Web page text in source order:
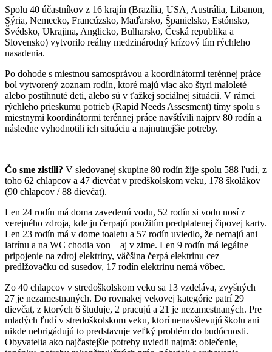
Spolu 40 účastníkov z 16 krajín (Brazília, USA, Austrália, Libanon,
Sýria, Nemecko, Francúzsko, Maďarsko, Španielsko, Estónsko,
Švédsko, Ukrajina, Anglicko, Bulharsko, Česká republika a
Slovensko) vytvorilo reálny medzinárodný krízový tím rýchleho
nasadenia.
Po dohode s miestnou samosprávou a koordinátormi terénnej práce
bol vytvorený zoznam rodín, ktoré majú viac ako štyri maloleté
alebo postihnuté deti, alebo sú v ťažkej sociálnej situácii. V rámci
rýchleho prieskumu potrieb (Rapid Needs Assesment) tímy spolu s
miestnymi koordinátormi terénnej práce navštívili najprv 80 rodín a
následne vyhodnotili ich situáciu a najnutnejšie potreby.
Čo sme zistili? V sledovanej skupine 80 rodín žije spolu 588 ľudí, z
toho 62 chlapcov a 47 dievčat v predškolskom veku, 178 školákov
(90 chlapcov / 88 dievčat).
Len 24 rodín má doma zavedenú vodu, 52 rodín si vodu nosí z
verejného zdroja, kde ju čerpajú použitím predplatenej čipovej karty.
Len 23 rodín má v dome toaletu a 57 rodín uviedlo, že nemajú ani
latrínu a na WC chodia von – aj v zime. Len 9 rodín má legálne
pripojenie na zdroj elektriny, väčšina čerpá elektrinu cez
predlžovačku od susedov, 17 rodín elektrinu nemá vôbec.
Zo 40 chlapcov v stredoškolskom veku sa 13 vzdeláva, zvyšných
27 je nezamestnaných. Do rovnakej vekovej kategórie patrí 29
dievčat, z ktorých 6 študuje, 2 pracujú a 21 je nezamestnaných. Pre
mladých ľudí v stredoškolskom veku, ktorí nenavštevujú školu ani
nikde nebrigádujú to predstavuje veľký problém do budúcnosti.
Obyvatelia ako najčastejšie potreby uviedli najmä: oblečenie,